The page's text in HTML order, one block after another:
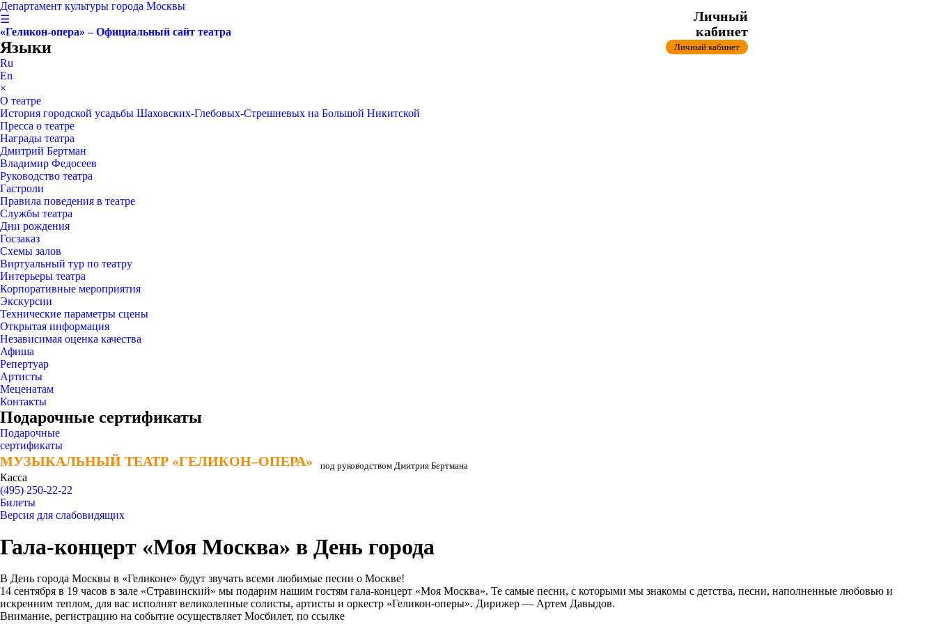
Департамент культуры города Москвы
☰
«Геликон-опера» – Официальный сайт театра
Языки
Ru
En
×
О театре
История городской усадьбы Шаховских-Глебовых-Стрешневых на Большой Никитской
Пресса о театре
Награды театра
Дмитрий Бертман
Владимир Федосеев
Руководство театра
Гастроли
Правила поведения в театре
Службы театра
Дни рождения
Госзаказ
Схемы залов
Виртуальный тур по театру
Интерьеры театра
Корпоративные мероприятия
Экскурсии
Технические параметры сцены
Открытая информация
Независимая оценка качества
Афиша
Репертуар
Артисты
Меценатам
Контакты
Подарочные сертификаты
Подарочные
сертификаты
МУЗЫКАЛЬНЫЙ ТЕАТР «ГЕЛИКОН–ОПЕРА»
МУЗЫКАЛЬНЫЙ ТЕАТР «ГЕЛИКОН–ОПЕРА» под руководством Дмитрия Бертмана
Касса
(495) 250-22-22
Личный
кабинет
Личный кабинет
Билеты
Версия для слабовидящих
Гала-концерт «Моя Москва» в День города
В День города Москвы в «Геликоне» будут звучать всеми любимые песни о Москве!
14 сентября в 19 часов в зале «Стравинский» мы подарим нашим гостям гала-концерт «Моя Москва». Те самые песни, с которыми мы знакомы с детства, песни, наполненные любовью и
искренним теплом, для вас исполнят великолепные солисты, артисты и оркестр «Геликон-оперы». Дирижер — Артем Давыдов.
Внимание, регистрацию на событие осуществляет Мосбилет, по ссылке